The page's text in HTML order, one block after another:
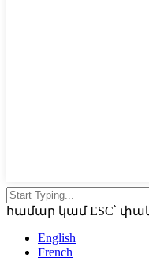
համար կամ ESC՝
English
French